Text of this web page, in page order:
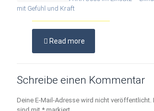
mit Gefühl und Kraft
Read more
Schreibe einen Kommentar
Deine E-Mail-Adresse wird nicht veröffentlicht.